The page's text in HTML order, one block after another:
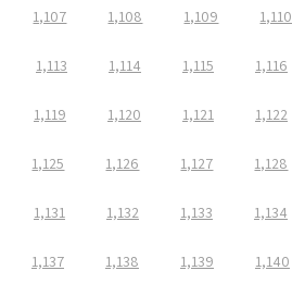
1,107 1,108 1,109 1,110
1,113 1,114 1,115 1,116
1,119 1,120 1,121 1,122
1,125 1,126 1,127 1,128
1,131 1,132 1,133 1,134
1,137 1,138 1,139 1,140